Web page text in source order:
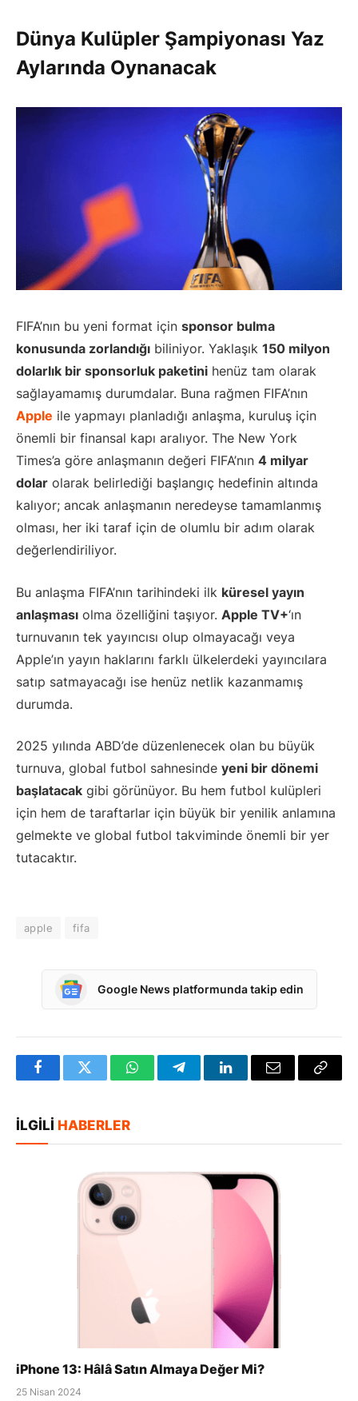
Dünya Kulüpler Şampiyonası Yaz
Aylarında Oynanacak
FIFA’nın bu yeni format için sponsor bulma
konusunda zorlandığı biliniyor. Yaklaşık 150 milyon
dolarlık bir sponsorluk paketini henüz tam olarak
sağlayamamış durumdalar. Buna rağmen FIFA’nın
Apple ile yapmayı planladığı anlaşma, kuruluş için
önemli bir finansal kapı aralıyor. The New York
Times’a göre anlaşmanın değeri FIFA’nın 4 milyar
dolar olarak belirlediği başlangıç hedefinin altında
kalıyor; ancak anlaşmanın neredeyse tamamlanmış
olması, her iki taraf için de olumlu bir adım olarak
değerlendiriliyor.
Bu anlaşma FIFA’nın tarihindeki ilk küresel yayın
anlaşması olma özelliğini taşıyor. Apple TV+‘ın
turnuvanın tek yayıncısı olup olmayacağı veya
Apple’ın yayın haklarını farklı ülkelerdeki yayıncılara
satıp satmayacağı ise henüz netlik kazanmamış
durumda.
2025 yılında ABD’de düzenlenecek olan bu büyük
turnuva, global futbol sahnesinde yeni bir dönemi
başlatacak gibi görünüyor. Bu hem futbol kulüpleri
için hem de taraftarlar için büyük bir yenilik anlamına
gelmekte ve global futbol takviminde önemli bir yer
tutacaktır.
apple fifa
Google News platformunda takip edin
FacebookTwitter WhatsAppTelegramLinkedInE-
İLGILI HABERLER
iPhone 13: Hâlâ Satın Almaya Değer Mi?
25 Nisan 2024